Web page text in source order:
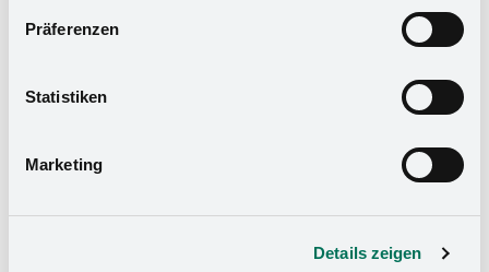
Rechtsmittel einlegen können. Mit Ihrer Einstellung
willigen Sie in die oben beschriebenen Vorgänge ein. Sie
widerrufen. Mehr Informationen finden Sie in unserer
Impressum.
Präferenzen
Statistiken
Marketing
Details zeigen